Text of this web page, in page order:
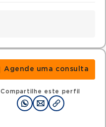
Agende uma consulta
Compartilhe este perfil